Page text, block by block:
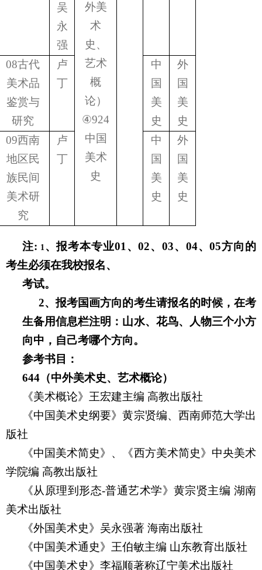
外美
术
史、
艺术
概
论）
④924
中国
美术
史
吴
永
强
08古代
美术品
鉴赏与
研究
卢
丁
中
国
美
史
外
国
美
史
09西南
地区民
族民间
美术研
究
卢
丁
中
国
美
史
外
国
美
史
注: 1 、报考本专业01 、02、03、 04、05方向的
考生必须在我校报名、
考试。
2、报考国画方向的考生请报名的时候，在考
生备用信息栏注明：山水、花鸟、人物三个小方
向中，自己考哪个方向。
参考书目：
644 （中外美术史、艺术概论）
《美术概论》王宏建主编 高教出版社
《中国美术史纲要》黄宗贤编、西南师范大学出
版社
《中国美术简史》、《西方美术简史》中央美术
学院编 高教出版社
《从原理到形态-普通艺术学》黄宗贤主编 湖南
美术出版社
《外国美术史》吴永强著 海南出版社
《中国美术通史》王伯敏主编 山东教育出版社
《中国美术史》李福顺著称辽宁美术出版社